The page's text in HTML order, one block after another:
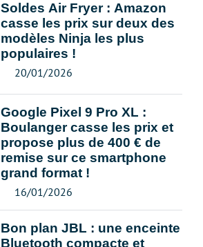
Soldes Air Fryer : Amazon
casse les prix sur deux des
modèles Ninja les plus
populaires !
20/01/2026
Google Pixel 9 Pro XL :
Boulanger casse les prix et
propose plus de 400 € de
remise sur ce smartphone
grand format !
16/01/2026
Bon plan JBL : une enceinte
Bluetooth compacte et